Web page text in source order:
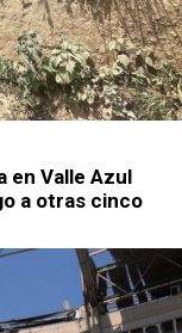
en Valle Azul
a otras cinco